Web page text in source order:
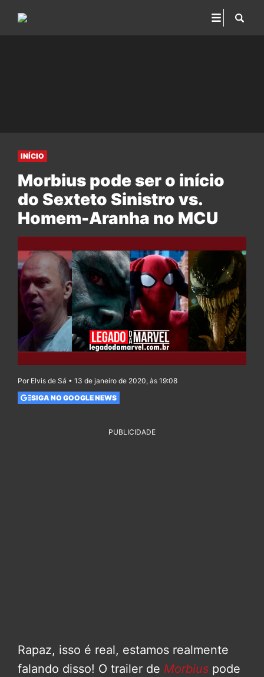
INÍCIO
Morbius pode ser o início
do Sexteto Sinistro vs.
Homem-Aranha no MCU
Por Elvis de Sá • 13 de janeiro de 2020, às 19:08
SIGA NO GOOGLE NEWS
PUBLICIDADE
Rapaz, isso é real, estamos realmente
falando disso! O trailer de Morbius pode